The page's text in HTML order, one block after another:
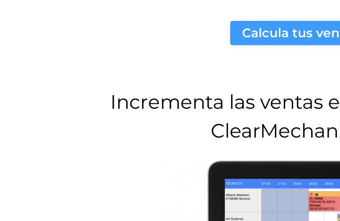
Calcula tus
Incrementa las ventas